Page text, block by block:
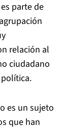
parte de
relación al
ciudadano
es un sujeto
que han